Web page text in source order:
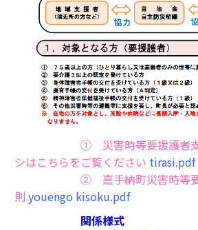
① 災害時等要援護者
シはこちらをご覧ください tirasi.pdf
② 嘉手納町災害時等要援
則 youengo kisoku.pdf
関係様式